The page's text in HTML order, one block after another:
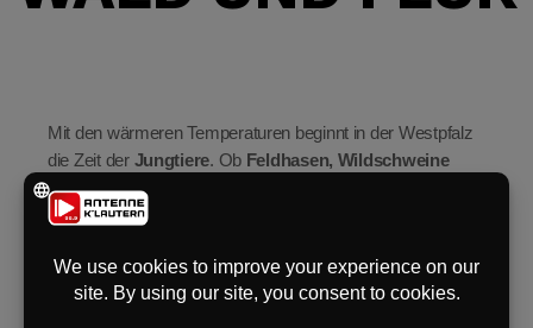
Mit den wärmeren Temperaturen beginnt in der Westpfalz
die Zeit der Jungtiere. Ob Feldhasen, Wildschweine
oder bodenbrütende Vögel
viele Tierarten ziehen jetzt ihren Nachwuchs groß.
DieStadtverwaltung Zweibrückenbittet
Spaziergängerinnen und Spaziergänger deshalb um